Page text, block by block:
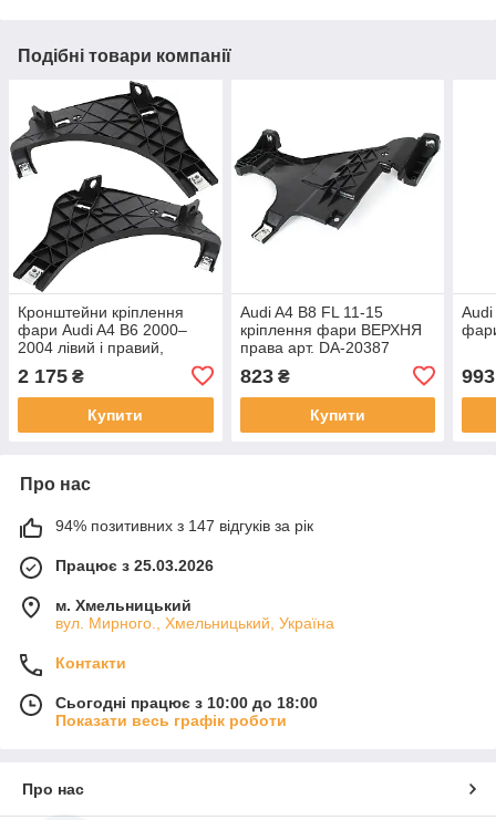
Подібні товари компанії
Кронштейни кріплення
фари Audi A4 B6 2000–
2004 лівий і правий,
2 175 ₴
Купити
Audi A4 B8 FL 11-15
кріплення фари ВЕРХНЯ
права арт. DA-20387
823₴
Купити
Audi
993
Про нас
94% позитивних з 147 відгуків за рік
Працює з 25.03.2026
м. Хмельницький
вул. Мирного., Хмельницький, Україна
Контакти
Сьогодні працює з 10:00 до 18:00
Показати весь графік роботи
Про нас